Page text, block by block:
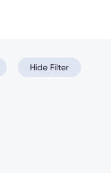
Hide Filter